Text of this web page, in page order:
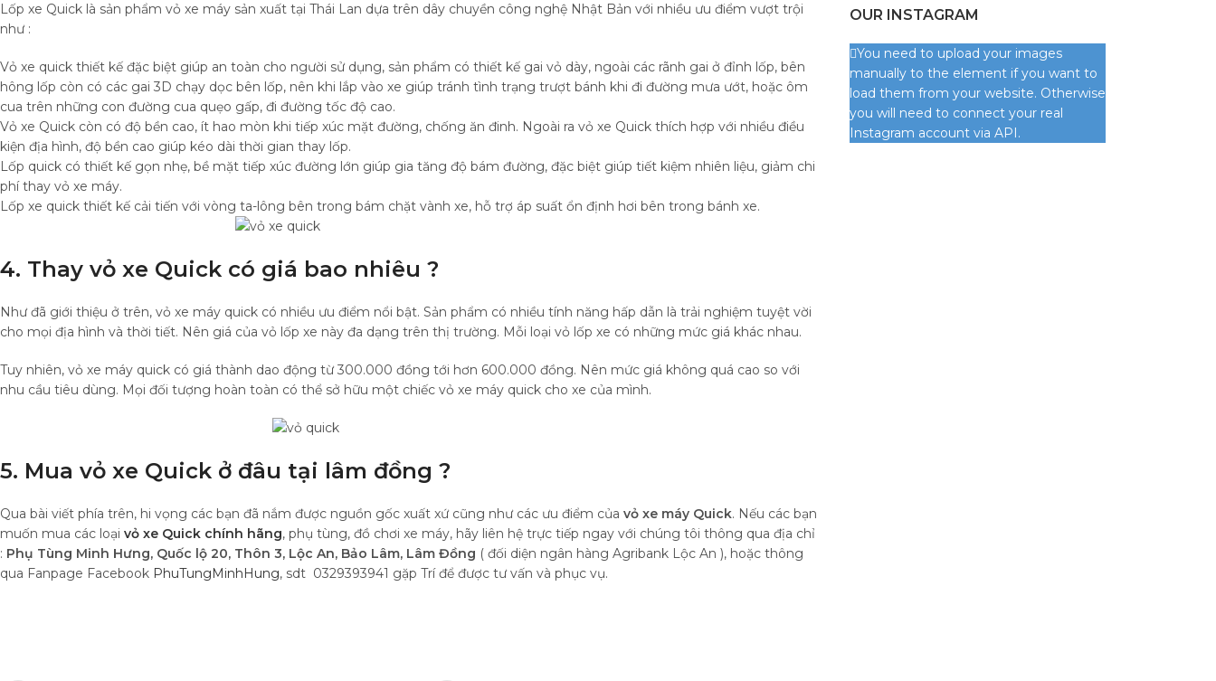
Lốp xe Quick là sản phẩm vỏ xe máy sản xuất tại Thái Lan dựa trên dây chuyền công nghệ Nhật Bản với nhiều ưu điểm vượt trội
như :
Vỏ xe quick thiết kế đặc biệt giúp an toàn cho người sử dụng, sản phẩm có thiết kế gai vỏ dày, ngoài các rãnh gai ở đỉnh lốp, bên
hông lốp còn có các gai 3D chạy dọc bên lốp, nên khi lắp vào xe giúp tránh tình trạng trượt bánh khi đi đường mưa ướt, hoặc ôm
cua trên những con đường cua quẹo gấp, đi đường tốc độ cao.
Vỏ xe Quick còn có độ bền cao, ít hao mòn khi tiếp xúc mặt đường, chống ăn đinh. Ngoài ra vỏ xe Quick thích hợp với nhiều điều
kiện địa hình, độ bền cao giúp kéo dài thời gian thay lốp.
Lốp quick có thiết kế gọn nhẹ, bề mặt tiếp xúc đường lớn giúp gia tăng độ bám đường, đặc biệt giúp tiết kiệm nhiên liệu, giảm chi
phí thay vỏ xe máy.
Lốp xe quick thiết kế cải tiến với vòng ta-lông bên trong bám chặt vành xe, hỗ trợ áp suất ổn định hơi bên trong bánh xe.
4. Thay vỏ xe Quick có giá bao nhiêu ?
Như đã giới thiệu ở trên, vỏ xe máy quick có nhiều ưu điểm nổi bật. Sản phẩm có nhiều tính năng hấp dẫn là trải nghiệm tuyệt vời
cho mọi địa hình và thời tiết. Nên giá của vỏ lốp xe này đa dạng trên thị trường. Mỗi loại vỏ lốp xe có những mức giá khác nhau.
Tuy nhiên, vỏ xe máy quick có giá thành dao động từ 300.000 đồng tới hơn 600.000 đồng. Nên mức giá không quá cao so với
nhu cầu tiêu dùng. Mọi đối tượng hoàn toàn có thể sở hữu một chiếc vỏ xe máy quick cho xe của mình.
5. Mua vỏ xe Quick ở đâu tại lâm đồng ?
Qua bài viết phía trên, hi vọng các bạn đã nắm được nguồn gốc xuất xứ cũng như các ưu điểm của vỏ xe máy Quick. Nếu các bạn
muốn mua các loại vỏ xe Quick chính hãng, phụ tùng, đồ chơi xe máy, hãy liên hệ trực tiếp ngay với chúng tôi thông qua địa chỉ
: Phụ Tùng Minh Hưng, Quốc lộ 20, Thôn 3, Lộc An, Bảo Lâm, Lâm Đồng ( đối diện ngân hàng Agribank Lộc An ), hoặc thông
qua Fanpage Facebook PhuTungMinhHung, sdt 0329393941 gặp Trí để được tư vấn và phục vụ.
OUR INSTAGRAM
You need to upload your images
manually to the element if you want to
load them from your website. Otherwise
you will need to connect your real
Instagram account via API.